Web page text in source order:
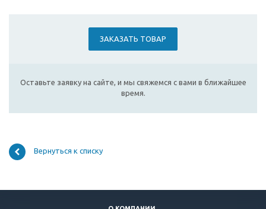
ЗАКАЗАТЬ ТОВАР
Оставьте заявку на сайте, и мы свяжемся с вами в ближайшее
время.
Вернуться к списку